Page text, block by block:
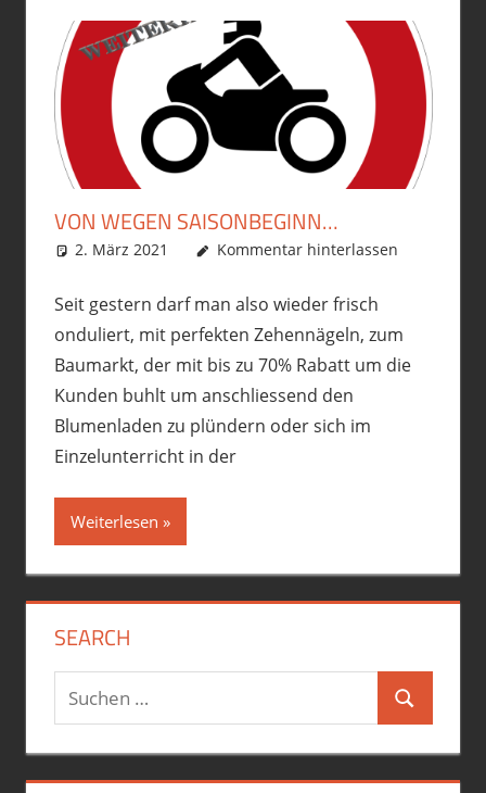
VON WEGEN SAISONBEGINN…
2. März 2021 phil
Allgemein,political incorrect
Kommentar hinterlassen
Seit gestern darf man also wieder frisch
onduliert, mit perfekten Zehennägeln, zum
Baumarkt, der mit bis zu 70% Rabatt um die
Kunden buhlt um anschliessend den
Blumenladen zu plündern oder sich im
Einzelunterricht in der
Weiterlesen
SEARCH
Suchen
nach:
Suchen